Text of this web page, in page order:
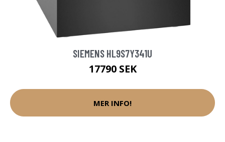
SIEMENS HL9S7Y341U
17790 SEK
MER INFO!